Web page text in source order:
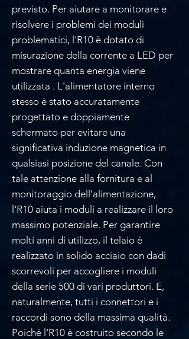
previsto. Per aiutare a monitorare e
risolvere i problemi dei moduli
problematici, l'R10 è dotato di
misurazione della corrente a LED per
mostrare quanta energia viene
utilizzata . L'alimentatore interno
stesso è stato accuratamente
progettato e doppiamente
schermato per evitare una
significativa induzione magnetica in
qualsiasi posizione del canale. Con
tale attenzione alla fornitura e al
monitoraggio dell'alimentazione,
l'R10 aiuta i moduli a realizzare il loro
massimo potenziale. Per garantire
molti anni di utilizzo, il telaio è
realizzato in solido acciaio con dadi
scorrevoli per accogliere i moduli
della serie 500 di vari produttori. E,
naturalmente, tutti i connettori e i
raccordi sono della massima qualità.
Poiché l'R10 è costruito secondo le